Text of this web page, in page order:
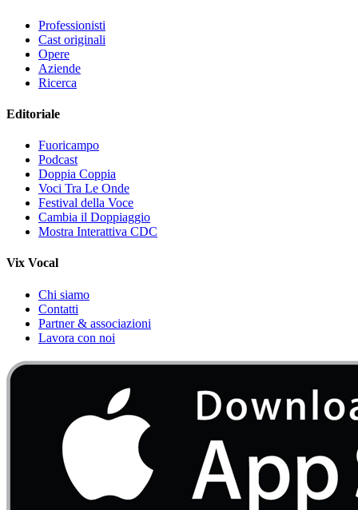
Professionisti
Cast originali
Opere
Aziende
Ricerca
Editoriale
Fuoricampo
Podcast
Doppia Coppia
Voci Tra Le Onde
Festival della Voce
Cambia il Doppiaggio
Mostra Interattiva CDC
Vix Vocal
Chi siamo
Contatti
Partner & associazioni
Lavora con noi